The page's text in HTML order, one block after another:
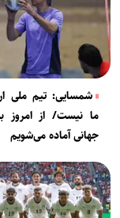
شمسایی: تیم ملی
ما نیست/ از امروز
جهانی آماده می‌شویم